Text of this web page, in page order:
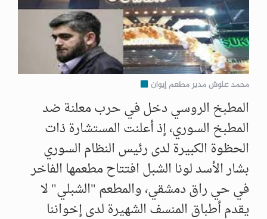
محمد علوش مدير مطعم إيوان
المطبخ الروسي دخل في حرب معلنة ضد
المطبخ السوري، إذ أعلنت المستشارة ذات
الحظوة الكبيرة لدى رئيس النظام السوري
بشار الأسد لونا الشبل افتتاح مطعمها الفاخر
في حي راق دمشقي، والمطعم "الشبلي" لا
يقدم أطباق المنسف الشهيرة لدى إخواننا